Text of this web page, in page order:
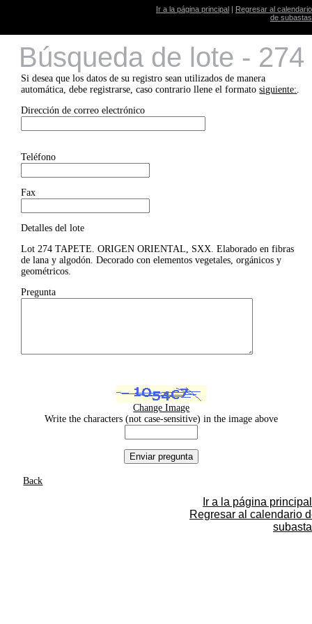
Ir a la página principal | Regresar al calendario
de subastas
Búsqueda de lote - 274
Si desea que los datos de su registro sean utilizados de manera
automática, debe registrarse, caso contrario llene el formatosiguiente:.
Dirección de correo electrónico
Teléfono
Fax
Detalles del lote
Lot 274 TAPETE. ORIGEN ORIENTAL, SXX. Elaborado en fibras
de lana y algodón. Decorado con elementos vegetales, orgánicos y
geométricos.
Pregunta
Change Image
Write the characters (not case-sensitive) in the image above
Back
Ir a la página principal
Regresar al calendario